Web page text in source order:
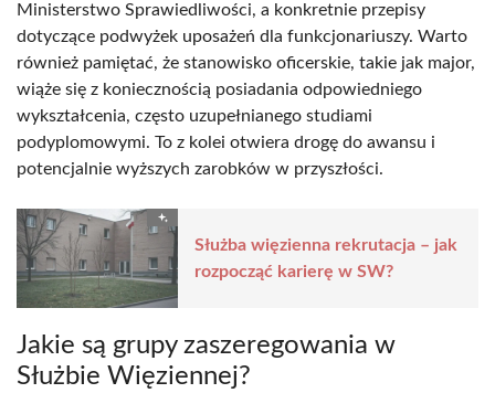
Ministerstwo Sprawiedliwości, a konkretnie przepisy
dotyczące podwyżek uposażeń dla funkcjonariuszy. Warto
również pamiętać, że stanowisko oficerskie, takie jak major,
wiąże się z koniecznością posiadania odpowiedniego
wykształcenia, często uzupełnianego studiami
podyplomowymi. To z kolei otwiera drogę do awansu i
potencjalnie wyższych zarobków w przyszłości.
Służba więzienna rekrutacja – jak
rozpocząć karierę w SW?
Jakie są grupy zaszeregowania w
Służbie Więziennej?